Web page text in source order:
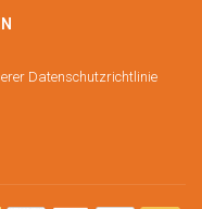
Datenschutzrichtlinie